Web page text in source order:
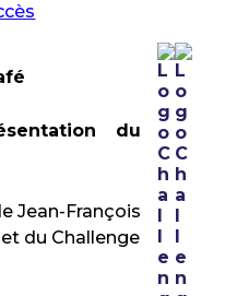
du
Jean-François
du Challenge